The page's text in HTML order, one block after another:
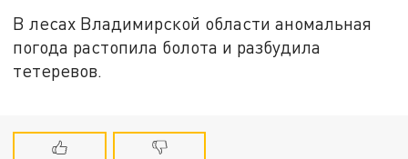
В лесах Владимирской области аномальная
погода растопила болота и разбудила
тетеревов.